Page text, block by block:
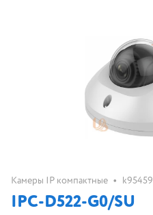
Камеры IP компактные • k95459
IPC-D522-G0/SU